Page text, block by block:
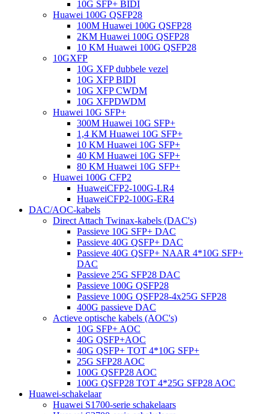
10G SFP+ BIDI
Huawei 100G QSFP28
100M Huawei 100G QSFP28
2KM Huawei 100G QSFP28
10 KM Huawei 100G QSFP28
10GXFP
10G XFP dubbele vezel
10G XFP BIDI
10G XFP CWDM
10G XFPDWDM
Huawei 10G SFP+
300M Huawei 10G SFP+
1,4 KM Huawei 10G SFP+
10 KM Huawei 10G SFP+
40 KM Huawei 10G SFP+
80 KM Huawei 10G SFP+
Huawei 100G CFP2
HuaweiCFP2-100G-LR4
HuaweiCFP2-100G-ER4
DAC/AOC-kabels
Direct Attach Twinax-kabels (DAC's)
Passieve 10G SFP+ DAC
Passieve 40G QSFP+ DAC
Passieve 40G QSFP+ NAAR 4*10G SFP+
DAC
Passieve 25G SFP28 DAC
Passieve 100G QSFP28
Passieve 100G QSFP28-4x25G SFP28
400G passieve DAC
Actieve optische kabels (AOC's)
10G SFP+ AOC
40G QSFP+AOC
40G QSFP+ TOT 4*10G SFP+
25G SFP28 AOC
100G QSFP28 AOC
100G QSFP28 TOT 4*25G SFP28 AOC
Huawei-schakelaar
Huawei S1700-serie schakelaars